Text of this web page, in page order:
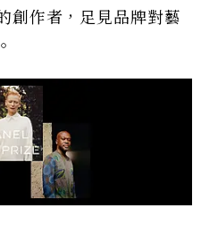
創作者，足見品牌對藝